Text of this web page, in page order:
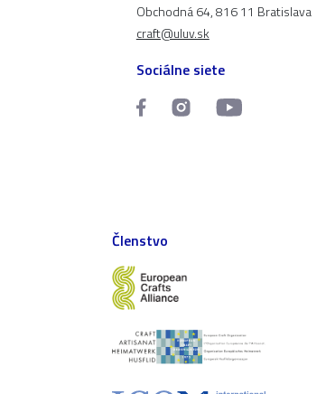
Obchodná 64, 816 11 Bratislava
craft@uluv.sk
Sociálne siete
Členstvo